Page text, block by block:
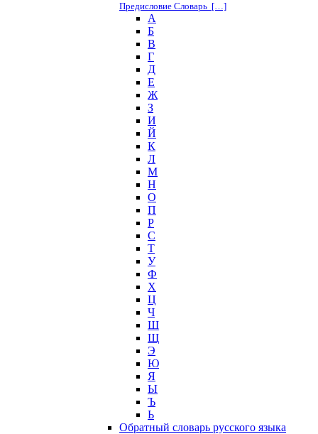
Предисловие Словарь […]
А
Б
В
Г
Д
Е
Ж
З
И
Й
К
Л
М
Н
О
П
Р
С
Т
У
Ф
Х
Ц
Ч
Ш
Щ
Э
Ю
Я
Ы
Ъ
Ь
Обратный словарь русского языка